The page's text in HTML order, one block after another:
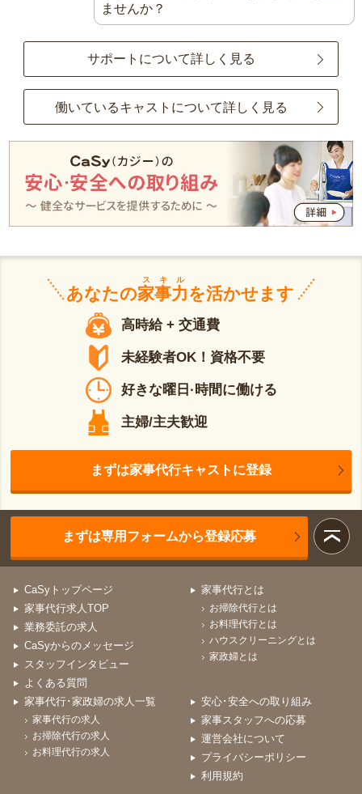
ませんか？
サポートについて詳しく見る
働いているキャストについて詳しく見る
あなたの家事力
スキル
を活かせます
高時給 + 交通費
未経験者OK！資格不要
好きな曜日·時間に働ける
主婦/主夫歓迎
まずは家事代行キャストに登録
まずは専用フォームから登録応募
CaSyトップページ
家事代行求人TOP
業務委託の求人
CaSyからのメッセージ
スタッフインタビュー
よくある質問
家事代行とは
お掃除代行とは
お料理代行とは
ハウスクリーニングとは
家政婦とは
家事代行･家政婦の求人一覧
家事代行の求人
お掃除代行の求人
お料理代行の求人
安心･安全への取り組み
家事スタッフへの応募
運営会社について
プライバシーポリシー
利用規約